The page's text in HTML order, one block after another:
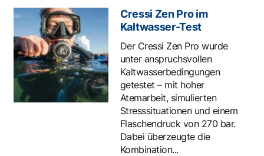
Cressi Zen Pro im
Kaltwasser-Test
Der Cressi Zen Pro wurde
unter anspruchsvollen
Kaltwasserbedingungen
getestet – mit hoher
Atemarbeit, simulierten
Stresssituationen und einem
Flaschendruck von 270 bar.
Dabei überzeugte die
Kombination...